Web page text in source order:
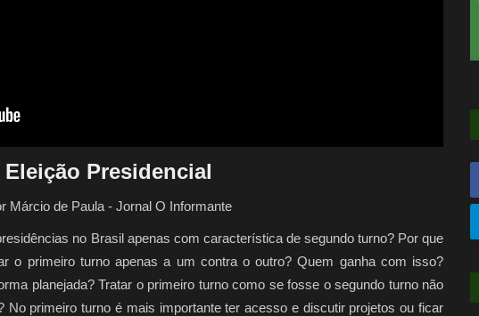
Eleição Presidencial
Márcio de Paula - Jornal O Informante
no Brasil apenas com característica de segundo turno? Por que
o primeiro turno apenas a um contra o outro? Quem ganha com isso?
planejada? Tratar o primeiro turno como se fosse o segundo turno não
No primeiro turno é mais importante ter acesso e discutir projetos ou ficar